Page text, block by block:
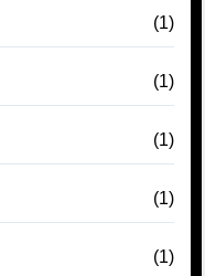
(1)
(1)
(1)
(1)
(1)